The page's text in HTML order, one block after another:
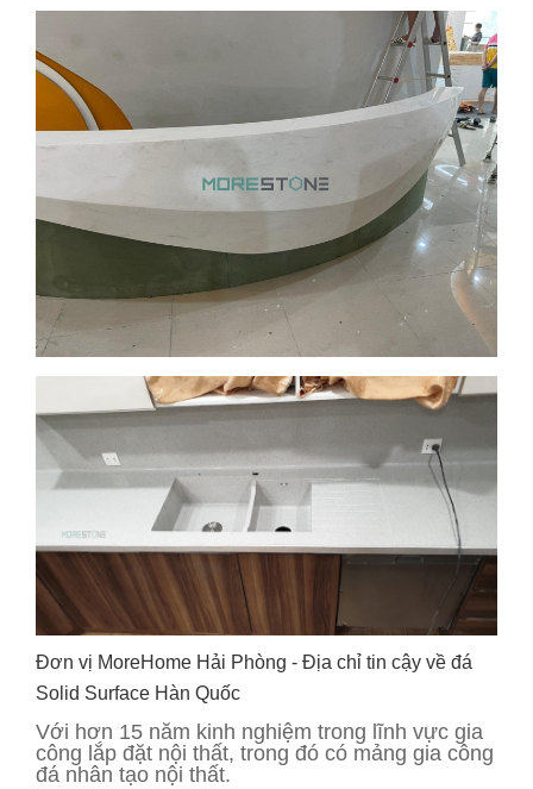
Đơn vị MoreHome Hải Phòng - Địa chỉ tin cậy về đá
Solid Surface Hàn Quốc
Với hơn 15 năm kinh nghiệm trong lĩnh vực gia
công lắp đặt nội thất, trong đó có mảng gia công
đá nhân tạo nội thất.